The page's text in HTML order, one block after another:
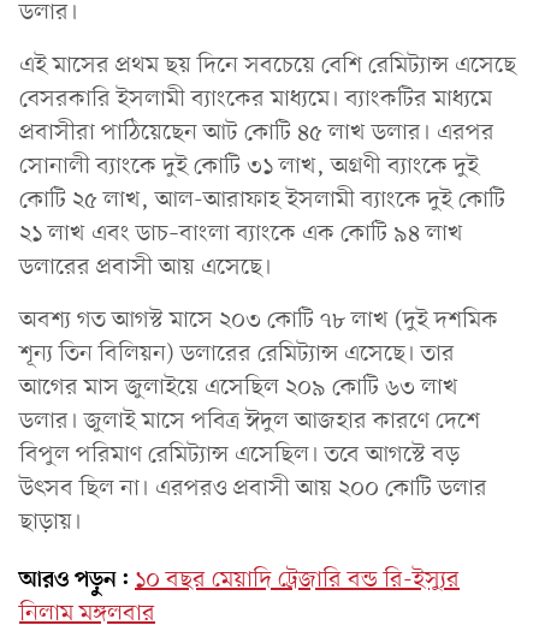
ডলার।
এই মাসের প্রথম ছয় দিনে সবচেয়ে বেশি রেমিট্যান্স এসেছে
বেসরকারি ইসলামী ব্যাংকের মাধ্যমে। ব্যাংকটির মাধ্যমে
প্রবাসীরা পাঠিয়েছেন আট কোটি ৪৫ লাখ ডলার। এরপর
সোনালী ব্যাংকে দুই কোটি ৩১ লাখ, অগ্রণী ব্যাংকে দুই
কোটি ২৫ লাখ, আল-আরাফাহ ইসলামী ব্যাংকে দুই কোটি
২১ লাখ এবং ডাচ–বাংলা ব্যাংকে এক কোটি ৯৪ লাখ
ডলারের প্রবাসী আয় এসেছে।
অবশ্য গত আগস্ট মাসে ২০৩ কো‌টি ৭৮ লাখ (দুই দশমিক
শূন্য তিন বিলিয়ন) ডলারের রেমিট্যান্স এসেছে। তার
আগের মাস জুলাইয়ে এসেছিল ২০৯ কোটি ৬৩ লাখ
ডলার। জুলাই মাসে পবিত্র ঈদুল আজহার কারণে দেশে
বিপুল পরিমাণ রেমিট্যান্স এসেছিল। তবে আগস্টে বড়
উৎসব ছিল না। এরপরও প্রবাসী আয় ২০০ কোটি ডলার
ছাড়ায়।
আরও পড়ুন: ১০ বছর মেয়াদি ট্রেজারি বন্ড রি-ইস্যুর
নিলাম মঙ্গলবার